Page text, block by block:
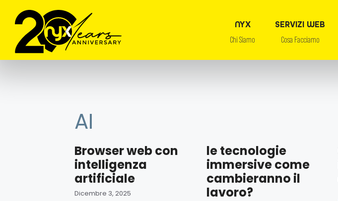
NYX
Chi Siamo
SERVIZI WEB
Cosa Facciamo
AI
Browser web con
intelligenza
artificiale
Dicembre 3, 2025
le tecnologie
immersive come
cambieranno il
lavoro?